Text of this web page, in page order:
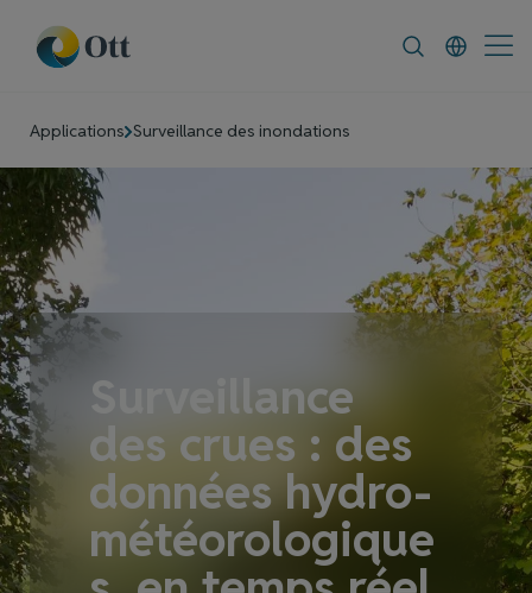
Applications Surveillance des inondations
Surveillance
des crues : des
données hydro-
météorologique